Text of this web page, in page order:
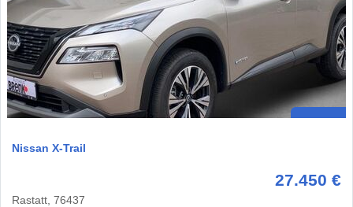
Nissan X-Trail
27.450 €
Rastatt, 76437